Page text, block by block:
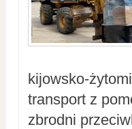
kijowsko-
transport z
zbrodni